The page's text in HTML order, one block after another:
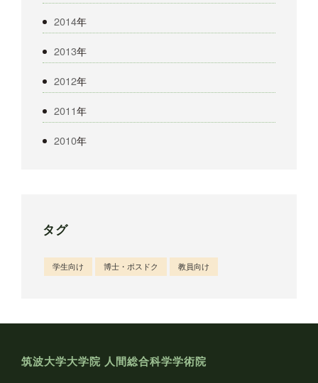
2014年
2013年
2012年
2011年
2010年
タグ
学生向け 博士・ポスドク 教員向け
筑波大学大学院 人間総合科学学術院